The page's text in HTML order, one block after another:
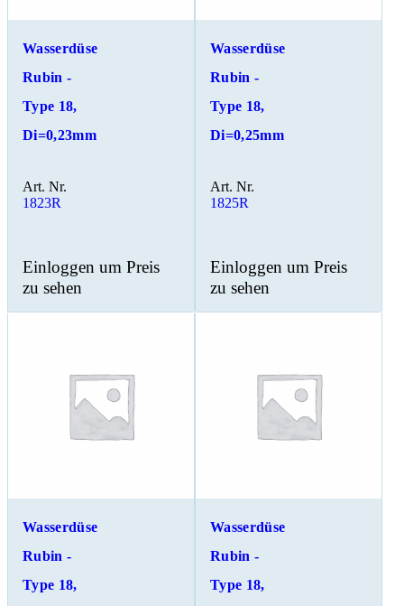
Wasserdüse
Rubin -
Type 18,
Di=0,23mm
Art. Nr.
1823R
Einloggen um Preis
zu sehen
Wasserdüse
Rubin -
Type 18,
Di=0,25mm
Art. Nr.
1825R
Einloggen um Preis
zu sehen
Wasserdüse
Rubin -
Type 18,
Wasserdüse
Rubin -
Type 18,